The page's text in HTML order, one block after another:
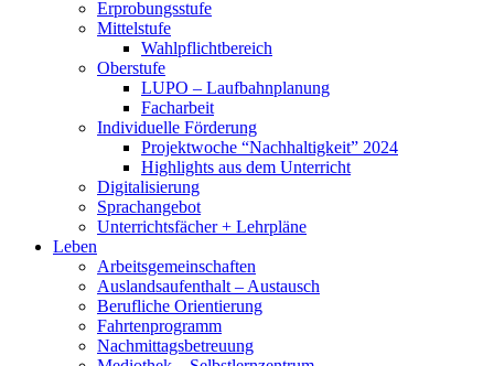
Erprobungsstufe
Mittelstufe
Wahlpflichtbereich
Oberstufe
LUPO – Laufbahnplanung
Facharbeit
Individuelle Förderung
Projektwoche “Nachhaltigkeit” 2024
Highlights aus dem Unterricht
Digitalisierung
Sprachangebot
Unterrichtsfächer + Lehrpläne
Leben
Arbeitsgemeinschaften
Auslandsaufenthalt – Austausch
Berufliche Orientierung
Fahrtenprogramm
Nachmittagsbetreuung